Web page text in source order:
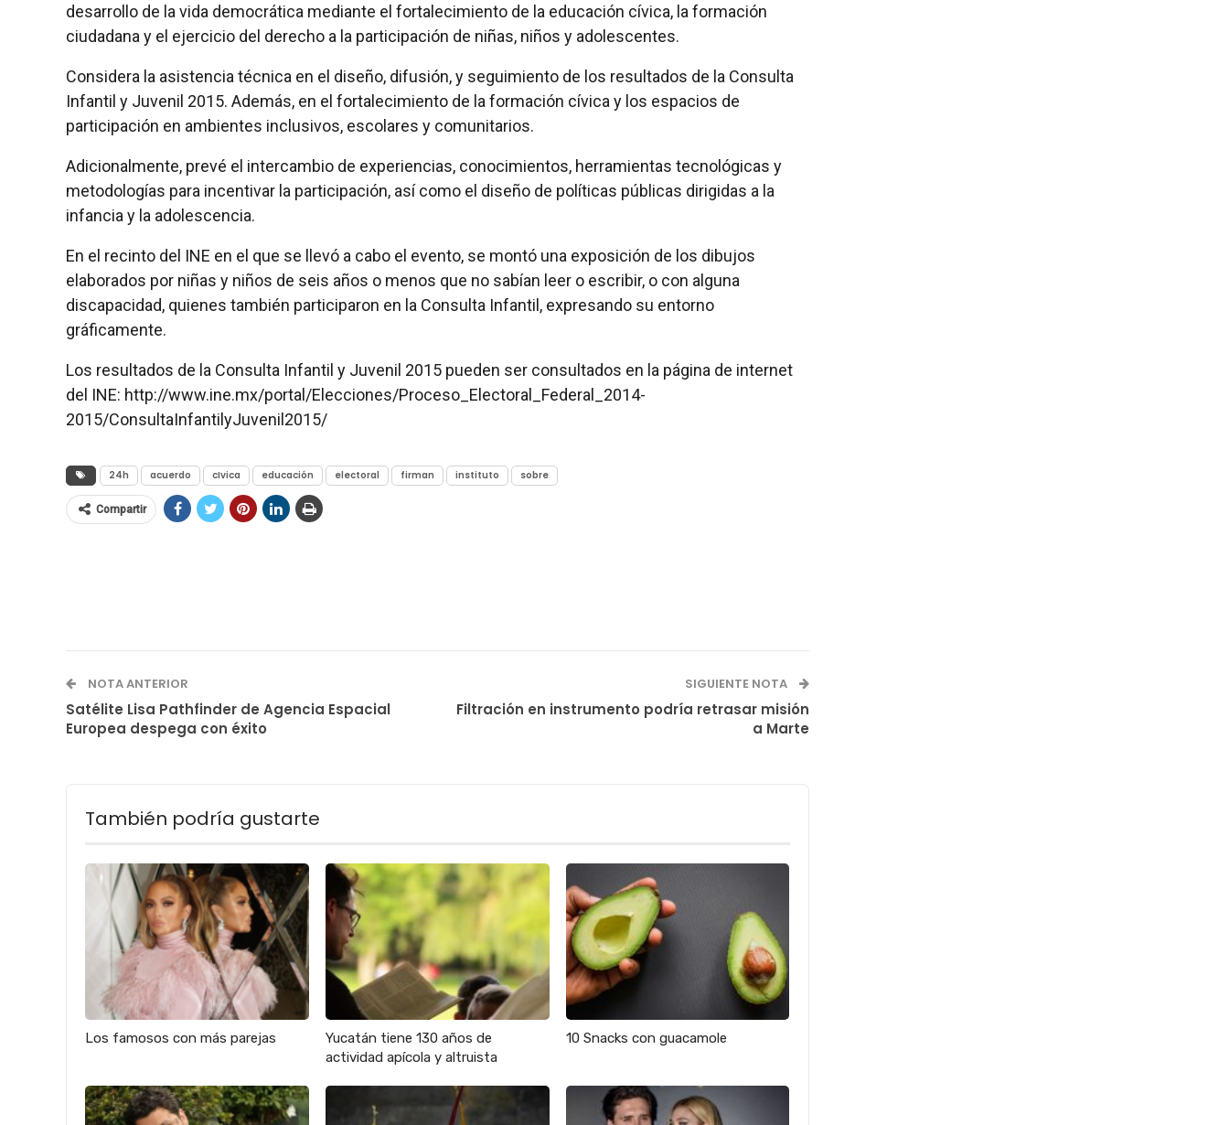
desarrollo de la vida democrática mediante el fortalecimiento de la educación cívica, la formación
ciudadana y el ejercicio del derecho a la participación de niñas, niños y adolescentes.
Considera la asistencia técnica en el diseño, difusión, y seguimiento de los resultados de la Consulta
Infantil y Juvenil 2015. Además, en el fortalecimiento de la formación cívica y los espacios de
participación en ambientes inclusivos, escolares y comunitarios.
Adicionalmente, prevé el intercambio de experiencias, conocimientos, herramientas tecnológicas y
metodologías para incentivar la participación, así como el diseño de políticas públicas dirigidas a la
infancia y la adolescencia.
En el recinto del INE en el que se llevó a cabo el evento, se montó una exposición de los dibujos
elaborados por niñas y niños de seis años o menos que no sabían leer o escribir, o con alguna
discapacidad, quienes también participaron en la Consulta Infantil, expresando su entorno
gráficamente.
Los resultados de la Consulta Infantil y Juvenil 2015 pueden ser consultados en la página de internet
del INE: http://www.ine.mx/portal/Elecciones/Proceso_Electoral_Federal_2014-
2015/ConsultaInfantilyJuvenil2015/
24h acuerdo cIvica educación electoral firman instituto sobre
Compartir
NOTA ANTERIOR
Satélite Lisa Pathfinder de Agencia Espacial
Europea despega con éxito
SIGUIENTE NOTA
Filtración en instrumento podría retrasar misión
a Marte
También podría gustarte
Los famosos con más parejas
Yucatán tiene 130 años de
actividad apícola y altruista
10 Snacks con guacamole